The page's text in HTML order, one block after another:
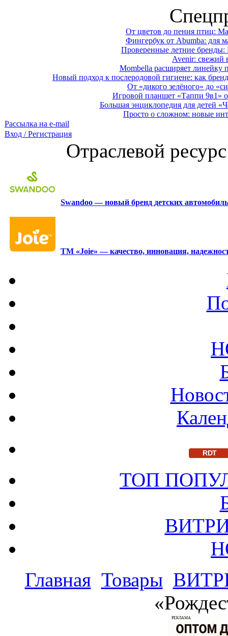
От цветов до пения птиц:
Фингербук от Abumba: для
Проверенные летние
Avenir: свежий
Mombella расширяет линейку
Новый подход к послеродовой гигиене: как
От «дикого зелёного» до
Игровой планшет «Таппи 9в1»
Большая энциклопедия для детей
Просто о сложном: новые
Рассылка на e-mail
Вход / Регистрация
Отраслевой
Swandoo — новый бренд детских
ТМ «Joie» — качество, инновация,
RDT
ТОП
Главная Товары
РЕКЛАМА